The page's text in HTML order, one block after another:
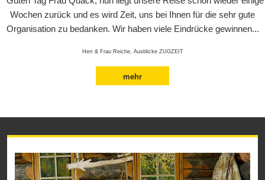
Wochen zurück und es wird Zeit, uns bei Ihnen für die sehr gute
Organisation zu bedanken. Wir haben viele Eindrücke gewinnen...
Herr & Frau Reiche, Ausblicke ZUGZEIT
mehr